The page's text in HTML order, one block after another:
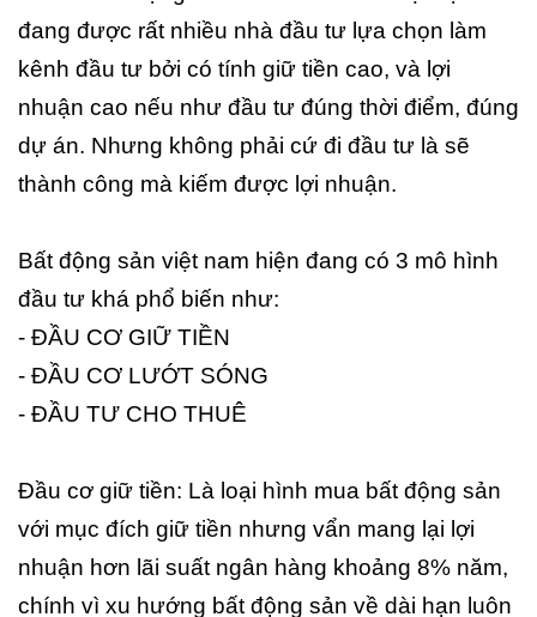
đang được rất nhiều nhà đầu tư lựa chọn làm
kênh đầu tư bởi có tính giữ tiền cao, và lợi
nhuận cao nếu như đầu tư đúng thời điểm, đúng
dự án. Nhưng không phải cứ đi đầu tư là sẽ
thành công mà kiếm được lợi nhuận.
Bất động sản việt nam hiện đang có 3 mô hình
đầu tư khá phổ biến như:
- ĐẦU CƠ GIỮ TIỀN
- ĐẦU CƠ LƯỚT SÓNG
- ĐẦU TƯ CHO THUÊ
Đầu cơ giữ tiền: Là loại hình mua bất động sản
với mục đích giữ tiền nhưng vẩn mang lại lợi
nhuận hơn lãi suất ngân hàng khoảng 8% năm,
chính vì xu hướng bất động sản về dài hạn luôn